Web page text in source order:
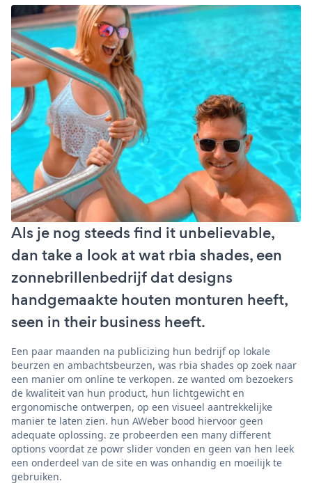
Als je nog steeds find it unbelievable,
dan take a look at wat rbia shades, een
zonnebrillenbedrijf dat designs
handgemaakte houten monturen heeft,
seen in their business heeft.
Een paar maanden na publicizing hun bedrijf op lokale
beurzen en ambachtsbeurzen, was rbia shades op zoek naar
een manier om online te verkopen. ze wanted om bezoekers
de kwaliteit van hun product, hun lichtgewicht en
ergonomische ontwerpen, op een visueel aantrekkelijke
manier te laten zien. hun AWeber bood hiervoor geen
adequate oplossing. ze probeerden een many different
options voordat ze powr slider vonden en geen van hen leek
een onderdeel van de site en was onhandig en moeilijk te
gebruiken.